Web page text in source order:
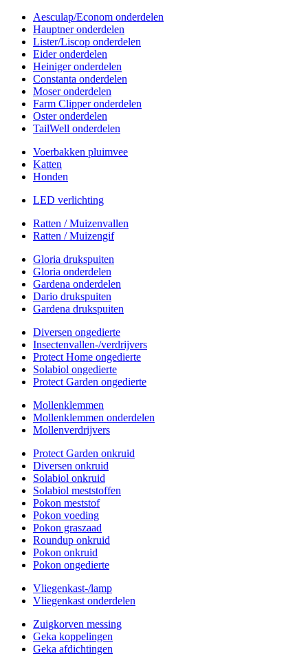
Aesculap/Econom onderdelen
Hauptner onderdelen
Lister/Liscop onderdelen
Eider onderdelen
Heiniger onderdelen
Constanta onderdelen
Moser onderdelen
Farm Clipper onderdelen
Oster onderdelen
TailWell onderdelen
Voerbakken pluimvee
Katten
Honden
LED verlichting
Ratten / Muizenvallen
Ratten / Muizengif
Gloria drukspuiten
Gloria onderdelen
Gardena onderdelen
Dario drukspuiten
Gardena drukspuiten
Diversen ongedierte
Insectenvallen-/verdrijvers
Protect Home ongedierte
Solabiol ongedierte
Protect Garden ongedierte
Mollenklemmen
Mollenklemmen onderdelen
Mollenverdrijvers
Protect Garden onkruid
Diversen onkruid
Solabiol onkruid
Solabiol meststoffen
Pokon meststof
Pokon voeding
Pokon graszaad
Roundup onkruid
Pokon onkruid
Pokon ongedierte
Vliegenkast-/lamp
Vliegenkast onderdelen
Zuigkorven messing
Geka koppelingen
Geka afdichtingen